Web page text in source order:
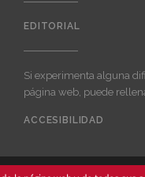
EDITORIAL
Si experimenta alguna
página web, puede
menu
ACCESIBILIDAD